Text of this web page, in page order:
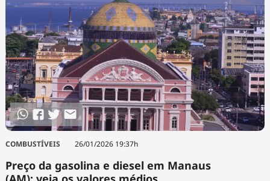
COMBUSTÍVEIS 26/01/2026 19:37h
Preço da gasolina e diesel em Manaus